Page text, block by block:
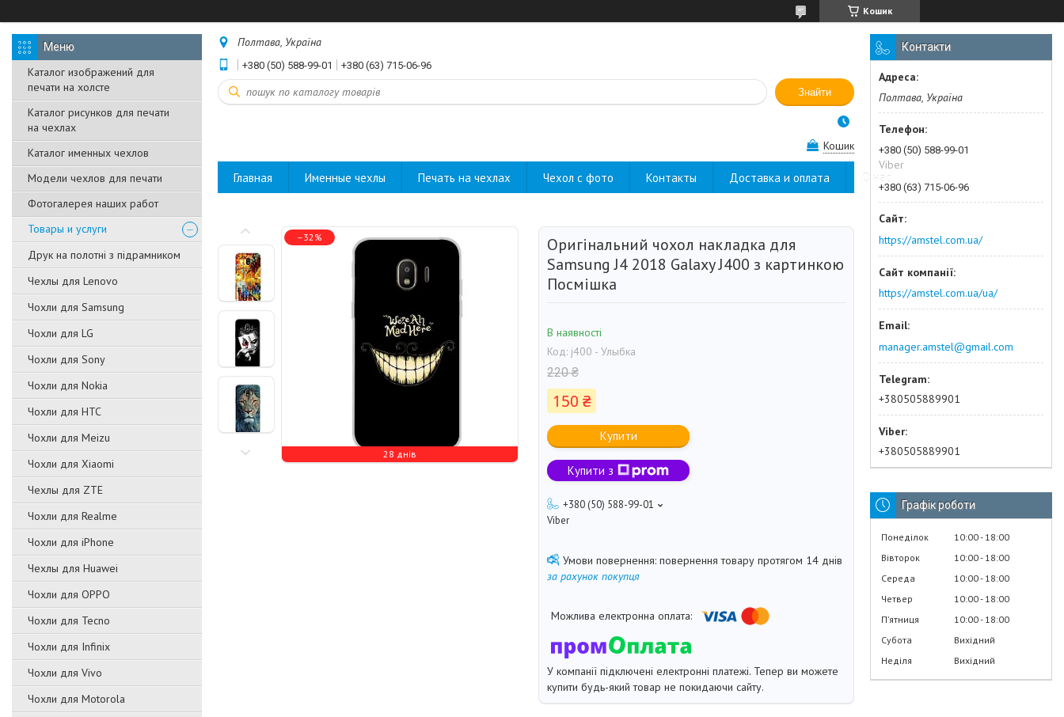
Кошик
Каталог изображений для
печати на холсте
Каталог рисунков для печати
на чехлах
Каталог именных чехлов
Модели чехлов для печати
Фотогалерея наших работ
Товары и услуги
Друк на полотні з підрамником
Чехлы для Lenovo
Чохли для Samsung
Чохли для LG
Чохли для Sony
Чохли для Nokia
Чохли для HTC
Чохли для Meizu
Чохли для Xiaomi
Чехлы для ZTE
Чохли для Realme
Чохли для iPhone
Чехлы для Huawei
Чохли для OPPO
Чохли для Tecno
Чохли для Infinix
Чохли для Vivo
Чохли для Motorola
Полтава, Україна
+380 (50) 588-99-01 +380 (63) 715-06-96
Знайти
Кошик
Главная Именные чехлы Печать на чехлах Чехол с фото Контакты Доставка и оплата О нас
–32%
28 днів
Оригінальний чохол накладка для
Samsung J4 2018 Galaxy J400 з картинкою
Посмішка
В наявності
Код: j400 - Улыбка
220 ₴
150 ₴
Купити
Купити з
+380 (50) 588-99-01
Viber
повернення товару протягом 14 днів
за рахунок покупця
У компанії підключені електронні платежі. Тепер ви можете
купити будь-який товар не покидаючи сайту.
Контакти
Полтава, Україна
+380 (50) 588-99-01
Viber
+380 (63) 715-06-96
https://amstel.com.ua/
https://amstel.com.ua/ua/
manager.amstel@gmail.com
+380505889901
+380505889901
Графік роботи
Понеділок 10:00 18:00
Вівторок
10:00 18:00
Середа
10:00 18:00
Четвер
10:00 18:00
Пʼятниця
10:00 18:00
Субота
Вихідний
Неділя
Вихідний